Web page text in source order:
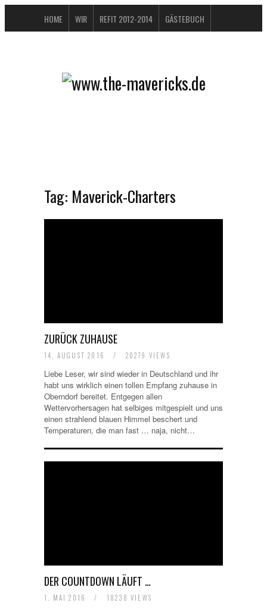
HOME WIR REFIT 2012-2014 GÄSTEBUCH
DATENSCHUTZERKLÄRUNG
Tag: Maverick-Charters
ZURÜCK ZUHAUSE
14. AUGUST 2016 / 20279 VIEWS
Liebe Leser, wir sind wieder in Deutschland und ihr
habt uns wirklich einen tollen Empfang zuhause in
Oberndorf bereitet. Entgegen allen
Wettervorhersagen hat selbiges mitgespielt und uns
einen strahlend blauen Himmel beschert und
Temperaturen, die man fast … naja, nicht…
DER COUNTDOWN LÄUFT …
1. MAI 2016 / 18238 VIEWS